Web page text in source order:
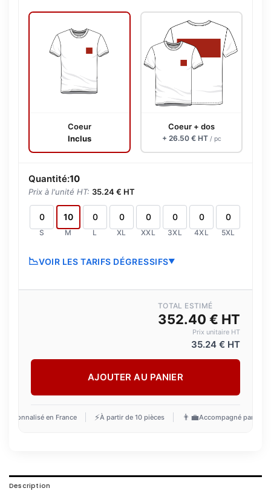
Coeur
Inclus
Coeur + dos
+ 26.50 € HT / pc
Quantité:10
Prix à l'unité HT: 35.24 € HT
S M L XL XXL 3XL 4XL 5XL
📉VOIR LES TARIFS DÉGRESSIFS▼
TOTAL ESTIMÉ
352.40 € HT
Prix unitaire HT
35.24 € HT
AJOUTER AU PANIER
Personnalisé en France ⚡À partir de 10 pièces 👨‍💼Accompagné par un
Description